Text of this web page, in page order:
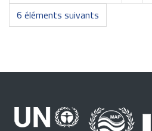
6 éléments suivants